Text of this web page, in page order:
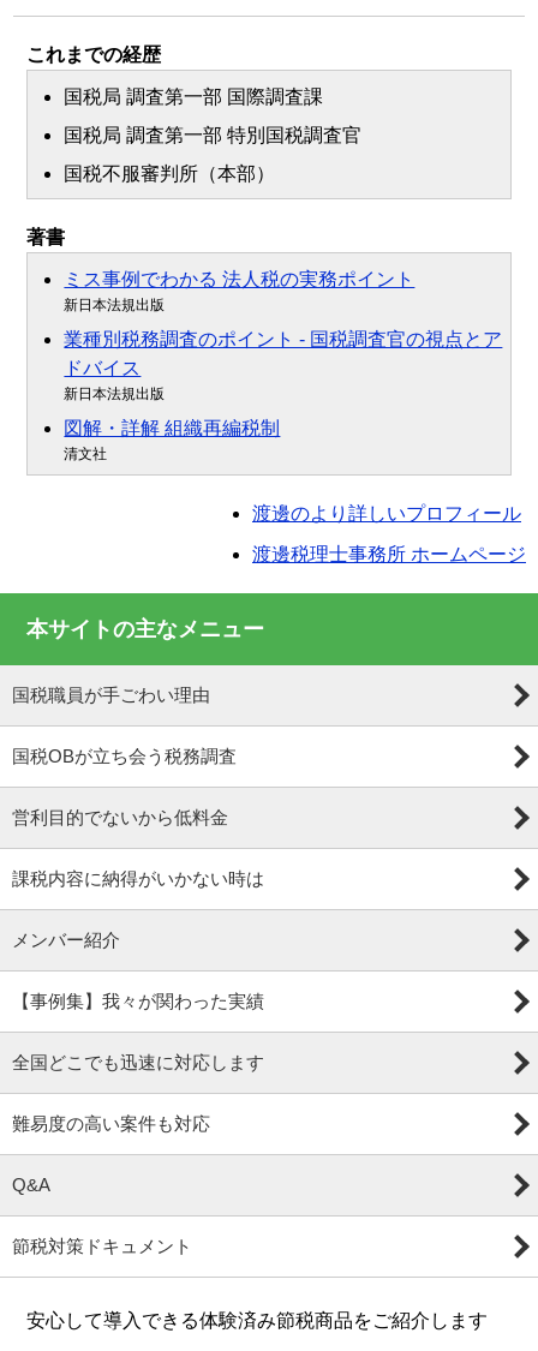
これまでの経歴
国税局 調査第一部 国際調査課
国税局 調査第一部 特別国税調査官
国税不服審判所（本部）
著書
ミス事例でわかる 法人税の実務ポイント
新日本法規出版
業種別税務調査のポイント - 国税調査官の視点とア
ドバイス
新日本法規出版
図解・詳解 組織再編税制
清文社
渡邊のより詳しいプロフィール
渡邊税理士事務所 ホームページ
本サイトの主なメニュー
国税職員が手ごわい理由
国税OBが立ち会う税務調査
営利目的でないから低料金
課税内容に納得がいかない時は
メンバー紹介
【事例集】我々が関わった実績
全国どこでも迅速に対応します
難易度の高い案件も対応
Q&A
節税対策ドキュメント
安心して導入できる体験済み節税商品をご紹介します